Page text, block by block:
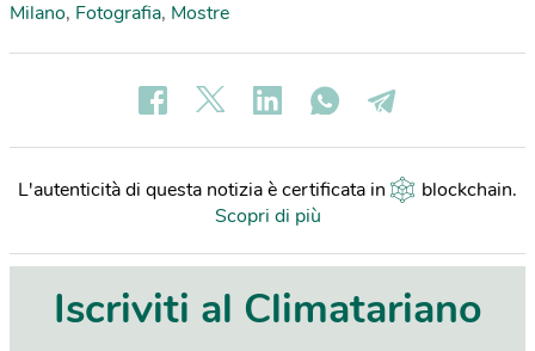
Milano, Fotografia, Mostre
L'autenticità di questa notizia è certificata in blockchain.
Scopri di più
Iscriviti al Climatariano